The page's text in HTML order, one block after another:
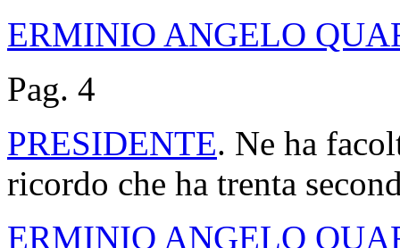
ERMINIO ANGELO
Pag. 4
PRESIDENTE. Ne ha
ricordo che ha trenta
ERMINIO ANGELO